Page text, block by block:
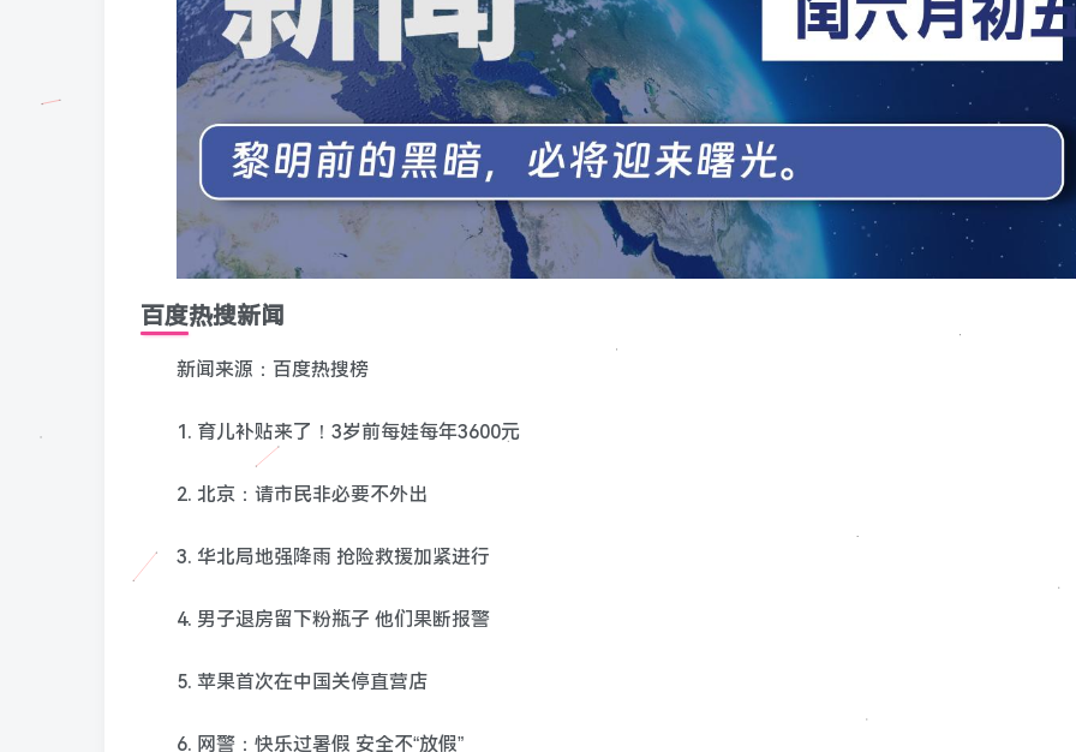
百度热搜新闻
新闻来源：百度热搜榜
1. 育儿补贴来了！3岁前每娃每年3600元
2. 北京：请市民非必要不外出
3. 华北局地强降雨 抢险救援加紧进行
4. 男子退房留下粉瓶子 他们果断报警
5. 苹果首次在中国关停直营店
6. 网警：快乐过暑假 安全不“放假”